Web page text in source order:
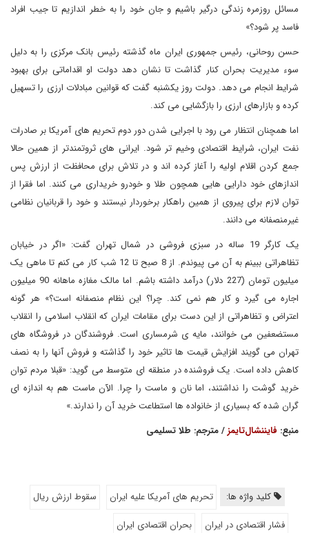
مسائل روزمره زندگی درگیر باشیم و جان خود را به خطر اندازیم تا جیب افراد
فاسد پر شود؟»
حسن روحانی، رئیس جمهوری ایران ماه گذشته رئیس بانک مرکزی را به دلیل
سوء مدیریت بحران کنار گذاشت تا نشان دهد دولت او اقداماتی برای بهبود
شرایط انجام می دهد. دولت روز یکشنبه گفت که قوانین مبادلات ارزی را تسهیل
کرده و بازارهای ارزی را بازگشایی می کند.
اما همچنان انتظار می رود با اجرایی شدن دور دوم تحریم های آمریکا بر صادرات
نفت ایران، شرایط اقتصادی وخیم تر شود. ایرانی های ثروتمندتر از همین حالا
جمع کردن اقلام اولیه را آغاز کرده اند و در تلاش برای محافظت از ارزش پس
اندازهای خود دارایی هایی همچون طلا و خودرو خریداری می کنند. اما فقرا از
توان لازم برای پیروی از همین راهکار برخوردار نیستند و خود را قربانیان نظامی
غیرمنصفانه می دانند.
یک کارگر 19 ساله در سبزی فروشی در شمال تهران گفت: «اگر در خیابان
تظاهراتی ببینم به آن می پیوندم. از 8 صبح تا 12 شب کار می کنم تا ماهی یک
میلیون تومان (227 دلار) درآمد داشته باشم. اما مالک مغازه ماهانه 90 میلیون
اجاره می گیرد و کار هم نمی کند. چرا؟ این نظام منصفانه است؟» هر گونه
اعتراض و تظاهراتی از این دست برای مقامات ایران که انقلاب اسلامی را انقلاب
مستضعفین می خوانند، مایه ی شرمساری است. فروشندگان در فروشگاه های
تهران می گویند افزایش قیمت ها تاثیر خود را گذاشته و فروش آنها را به نصف
کاهش داده است. یک فروشنده در منطقه ای متوسط می گوید: «قبلا مردم توان
خرید گوشت را نداشتند، اما نان و ماست را چرا. الآن ماست هم به اندازه ای
گران شده که بسیاری از خانواده ها استطاعت خرید آن را ندارند.»
منبع: فایننشال‌تایمز/ مترجم: طلا تسلیمی
کلید واژه ها: تحریم های آمریکا علیه ایران
سقوط ارزش ریال
فشار اقتصادی در ایران
بحران اقتصادی ایران